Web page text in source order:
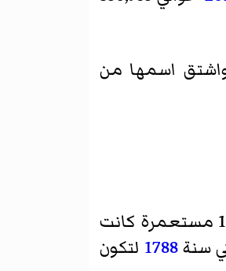
اسمها من
وتعد الولاية واحدة من 13 مستعمرة كانت
سنة1788 لتكون